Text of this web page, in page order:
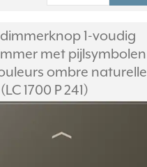
dimmerknop 1-voudig
met pijlsymbolen
ombre naturelle
(LC 1700 P 241)